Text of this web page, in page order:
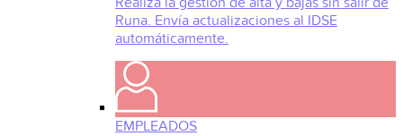
Runa. Envía actualizaciones al IDSE
automáticamente.
EMPLEADOS